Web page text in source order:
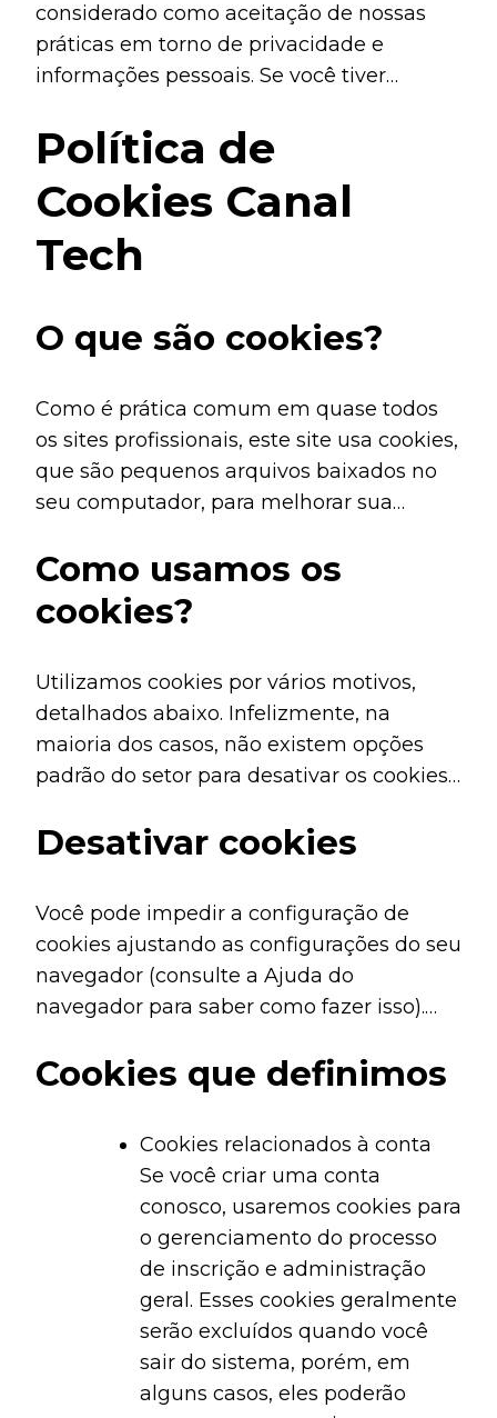
considerado como aceitação de nossas
práticas em torno de privacidade e
informações pessoais. Se você tiver
dados do usuário e informações pessoais,
entre em contato conosco.
Política de
Cookies Canal
Tech
O que são cookies?
Como é prática comum em quase todos
os sites profissionais, este site usa cookies,
que são pequenos arquivos baixados no
seu computador, para melhorar sua
informações eles coletam, como as
usamos e por que às vezes precisamos
armazenar esses cookies. Também
impedir que esses cookies sejam
armazenados, no entanto, isso pode fazer
o downgrade ou ‘quebrar’ certos
elementos da funcionalidade do site.
Como usamos os
cookies?
Utilizamos cookies por vários motivos,
detalhados abaixo. Infelizmente, na
maioria dos casos, não existem opções
padrão do setor para desativar os cookies
funcionalidade e os recursos que eles
que você deixe todos os cookies se não
tiver certeza se precisa ou não deles, caso
sejam usados ​​para fornecer um serviço
que você usa.
Desativar cookies
Você pode impedir a configuração de
cookies ajustando as configurações do seu
navegador (consulte a Ajuda do
navegador para saber como fazer isso).
cookies afetará a funcionalidade deste e
de muitos outros sites que você visita. A
desativação de cookies geralmente
resultará na desativação de determinadas
funcionalidades e recursos deste site.
Portanto, é recomendável que você não
desative os cookies.
Cookies que definimos
Cookies relacionados à conta
Se você criar uma conta
conosco, usaremos cookies para
o gerenciamento do processo
de inscrição e administração
geral. Esses cookies geralmente
serão excluídos quando você
sair do sistema, porém, em
alguns casos, eles poderão